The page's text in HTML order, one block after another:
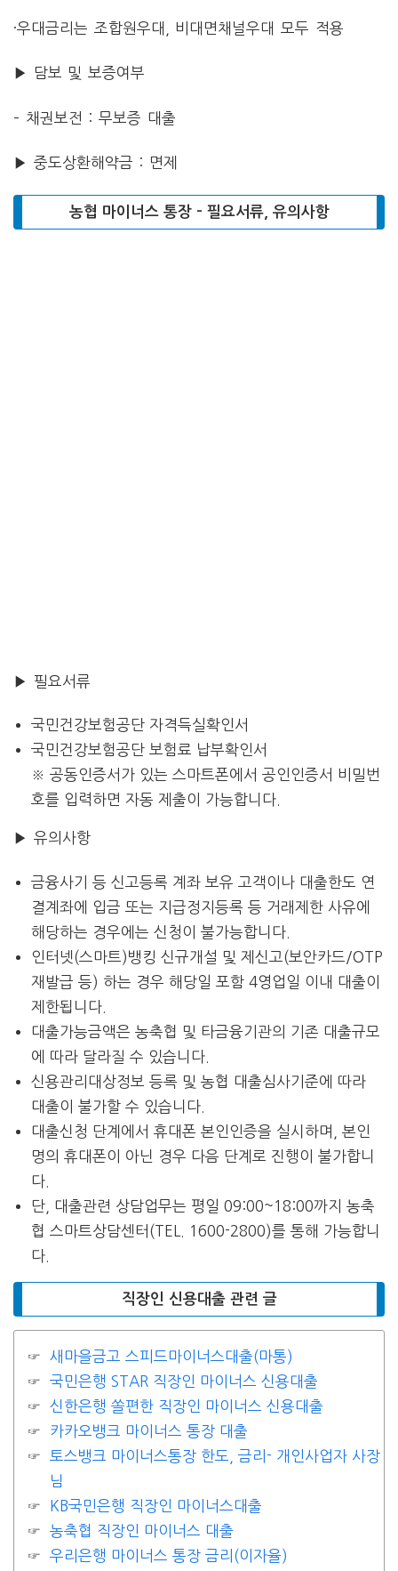
·우대금리는 조합원우대, 비대면채널우대 모두 적용
▶ 담보 및 보증여부
– 채권보전 : 무보증 대출
▶ 중도상환해약금 : 면제
농협 마이너스 통장 – 필요서류, 유의사항
▶ 필요서류
국민건강보험공단 자격득실확인서
국민건강보험공단 보험료 납부확인서
※ 공동인증서가 있는 스마트폰에서 공인인증서 비밀번
호를 입력하면 자동 제출이 가능합니다.
▶ 유의사항
금융사기 등 신고등록 계좌 보유 고객이나 대출한도 연
결계좌에 입금 또는 지급정지등록 등 거래제한 사유에
해당하는 경우에는 신청이 불가능합니다.
인터넷(스마트)뱅킹 신규개설 및 제신고(보안카드/OTP
재발급 등) 하는 경우 해당일 포함 4영업일 이내 대출이
제한됩니다.
대출가능금액은 농축협 및 타금융기관의 기존 대출규모
에 따라 달라질 수 있습니다.
신용관리대상정보 등록 및 농협 대출심사기준에 따라
대출이 불가할 수 있습니다.
대출신청 단계에서 휴대폰 본인인증을 실시하며, 본인
명의 휴대폰이 아닌 경우 다음 단계로 진행이 불가합니
다.
단, 대출관련 상담업무는 평일 09:00~18:00까지 농축
협 스마트상담센터(TEL. 1600-2800)를 통해 가능합니
다.
직장인 신용대출 관련 글
새마을금고 스피드마이너스대출(마통)
국민은행 STAR 직장인 마이너스 신용대출
신한은행 쏠편한 직장인 마이너스 신용대출
카카오뱅크 마이너스 통장 대출
토스뱅크 마이너스통장 한도, 금리- 개인사업자 사장
님
KB국민은행 직장인 마이너스대출
농축협 직장인 마이너스 대출
우리은행 마이너스 통장 금리(이자율)